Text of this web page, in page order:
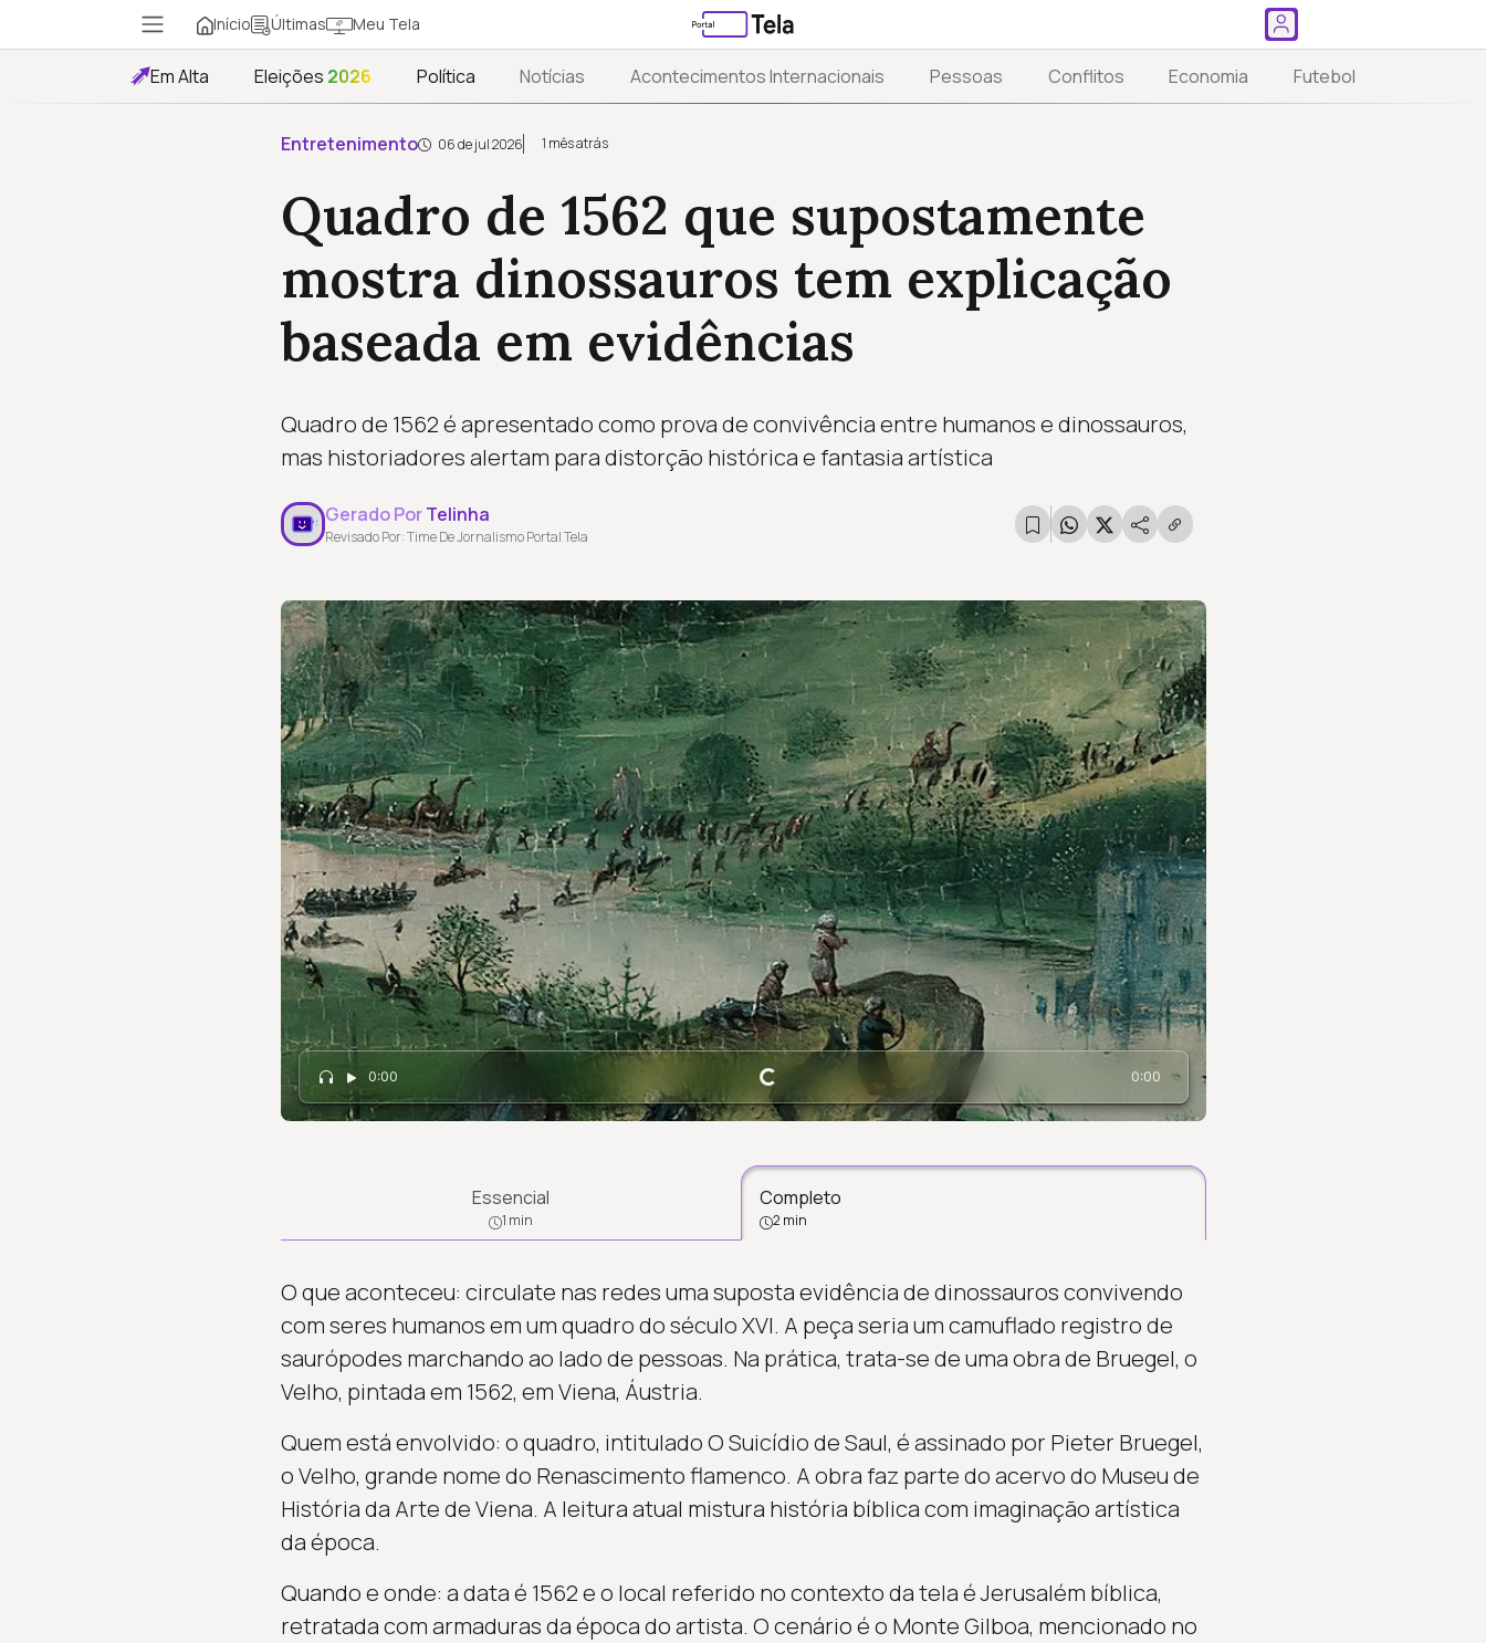
Início Últimas Meu Tela
Em Alta Eleições 2026 Política Notícias Acontecimentos Internacionais Pessoas Conflitos Economia Futebol
Entretenimento 06 de jul 2026 1 mês atrás
Quadro de 1562 que supostamente
mostra dinossauros tem explicação
baseada em evidências
Quadro de 1562 é apresentado como prova de convivência entre humanos e dinossauros,
mas historiadores alertam para distorção histórica e fantasia artística
Gerado PorTelinha
Revisado Por: Time De Jornalismo Portal Tela
0:00 Carregando... 0:00
Essencial
1 min
Completo
2 min
O que aconteceu: circulate nas redes uma suposta evidência de dinossauros convivendo
com seres humanos em um quadro do século XVI. A peça seria um camuflado registro de
saurópodes marchando ao lado de pessoas. Na prática, trata-se de uma obra de Bruegel, o
Velho, pintada em 1562, em Viena, Áustria.
Quem está envolvido: o quadro, intitulado O Suicídio de Saul, é assinado por Pieter Bruegel,
o Velho, grande nome do Renascimento flamenco. A obra faz parte do acervo do Museu de
História da Arte de Viena. A leitura atual mistura história bíblica com imaginação artística
da época.
Quando e onde: a data é 1562 e o local referido no contexto da tela é Jerusalém bíblica,
retratada com armaduras da época do artista. O cenário é o Monte Gilboa, mencionado no